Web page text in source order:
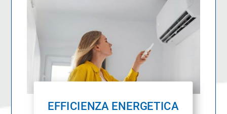
EFFICIENZA ENERGETICA